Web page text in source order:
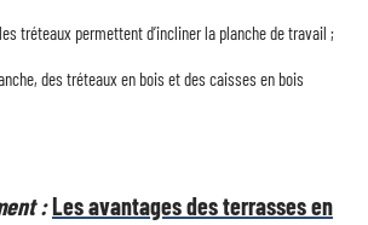
tréteaux permettent d’incliner la planche de travail ;
des tréteaux en bois et des caisses en bois
:Les avantages des terrasses en